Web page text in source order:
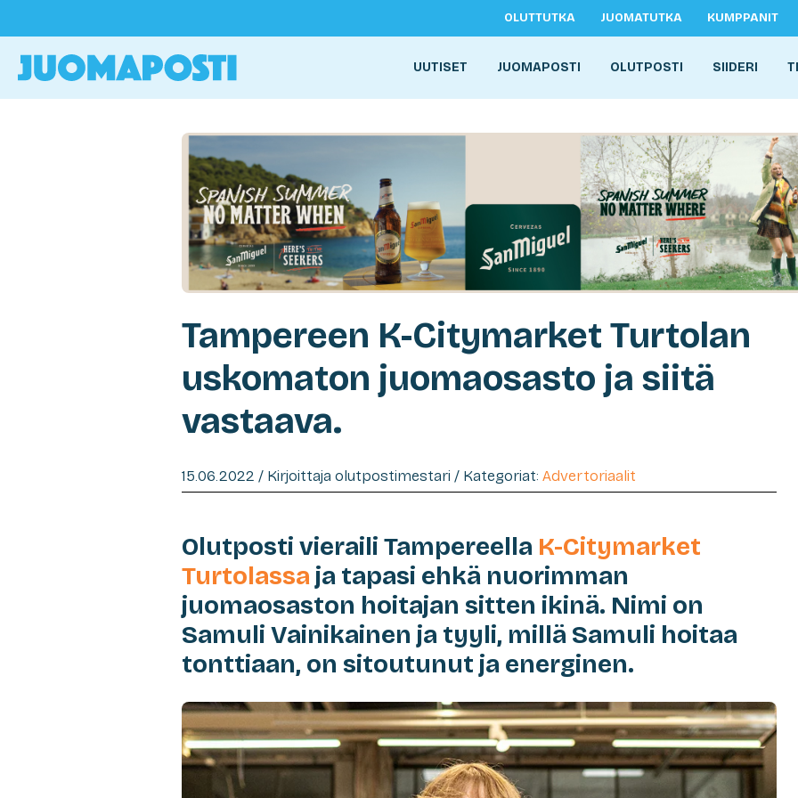
OLUTTUTKA JUOMATUTKA KUMPPANIT
UUTISET JUOMAPOSTI OLUTPOSTI SIIDERI
Tampereen K-Citymarket Turtolan
uskomaton juomaosasto ja siitä
vastaava.
15.06.2022 / Kirjoittaja olutpostimestari / Kategoriat: Advertoriaalit
Olutposti vieraili Tampereella K-Citymarket
Turtolassaja tapasi ehkä nuorimman
juomaosaston hoitajan sitten ikinä. Nimi on
Samuli Vainikainen ja tyyli, millä Samuli hoitaa
tonttiaan, on sitoutunut ja energinen.